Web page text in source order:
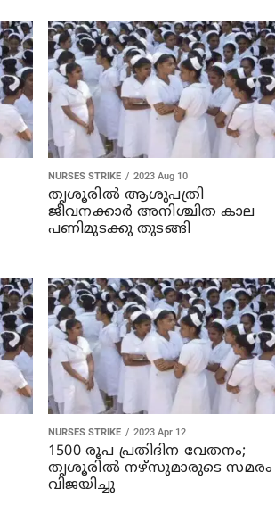
NURSES STRIKE 2023 Aug 10
തൃശൂരില്‍ ആശുപത്രി
ജീവനക്കാര്‍ അനിശ്ചിത കാല
പണിമുടക്കു തുടങ്ങി
NURSES STRIKE 2023 Apr 12
1500 രൂപ പ്രതിദിന വേതനം;
തൃശൂരില്‍ നഴ്‌സുമാരുടെ സമരം
വിജയിച്ചു